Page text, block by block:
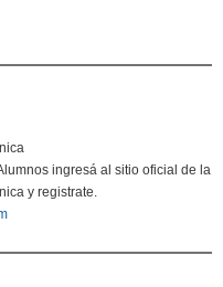
ingresá al sitio oficial de la
y registrate.